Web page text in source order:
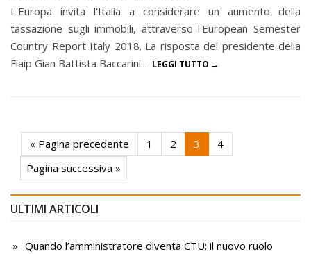
L'Europa invita l'Italia a considerare un aumento della
tassazione sugli immobili, attraverso l'European Semester
Country Report Italy 2018. La risposta del presidente della
Fiaip Gian Battista Baccarini... LEGGI TUTTO
« Pagina precedente 1 2 3
4
Pagina successiva »
ULTIMI ARTICOLI
Quando l’amministratore diventa CTU: il nuovo ruolo